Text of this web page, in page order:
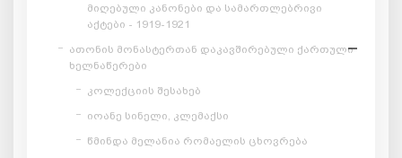
მიღებული კანონები და სამართლებრივი
აქტები - 1919-1921
ათონის მონასტერთან დაკავშირებული ქართული
ხელნაწერები
კოლექციის შესახებ
იოანე სინელი, კლემაქსი
წმინდა მელანია რომაელის ცხოვრება